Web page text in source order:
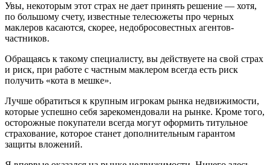
Увы, некоторым этот страх не дает принять решение — хотя,
по большому счету, известные телесюжеты про черных
маклеров касаются, скорее, недобросовестных агентов-
частников.
Обращаясь к такому специалисту, вы действуете на свой страх
и риск, при работе с частным маклером всегда есть риск
получить «кота в мешке».
Лучше обратиться к крупным игрокам рынка недвижимости,
которые успешно себя зарекомендовали на рынке. Кроме того,
осторожные покупатели всегда могут оформить титульное
страхование, которое станет дополнительным гарантом
защиты вложений.